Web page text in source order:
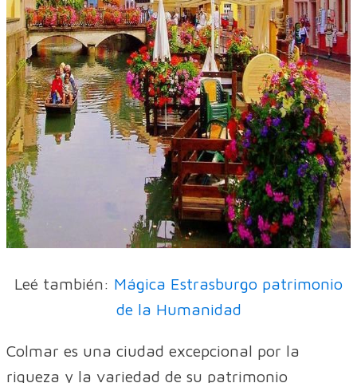
Leé también: Mágica Estrasburgo patrimonio
de la Humanidad
Colmar es una ciudad excepcional por la
riqueza y la variedad de su patrimonio